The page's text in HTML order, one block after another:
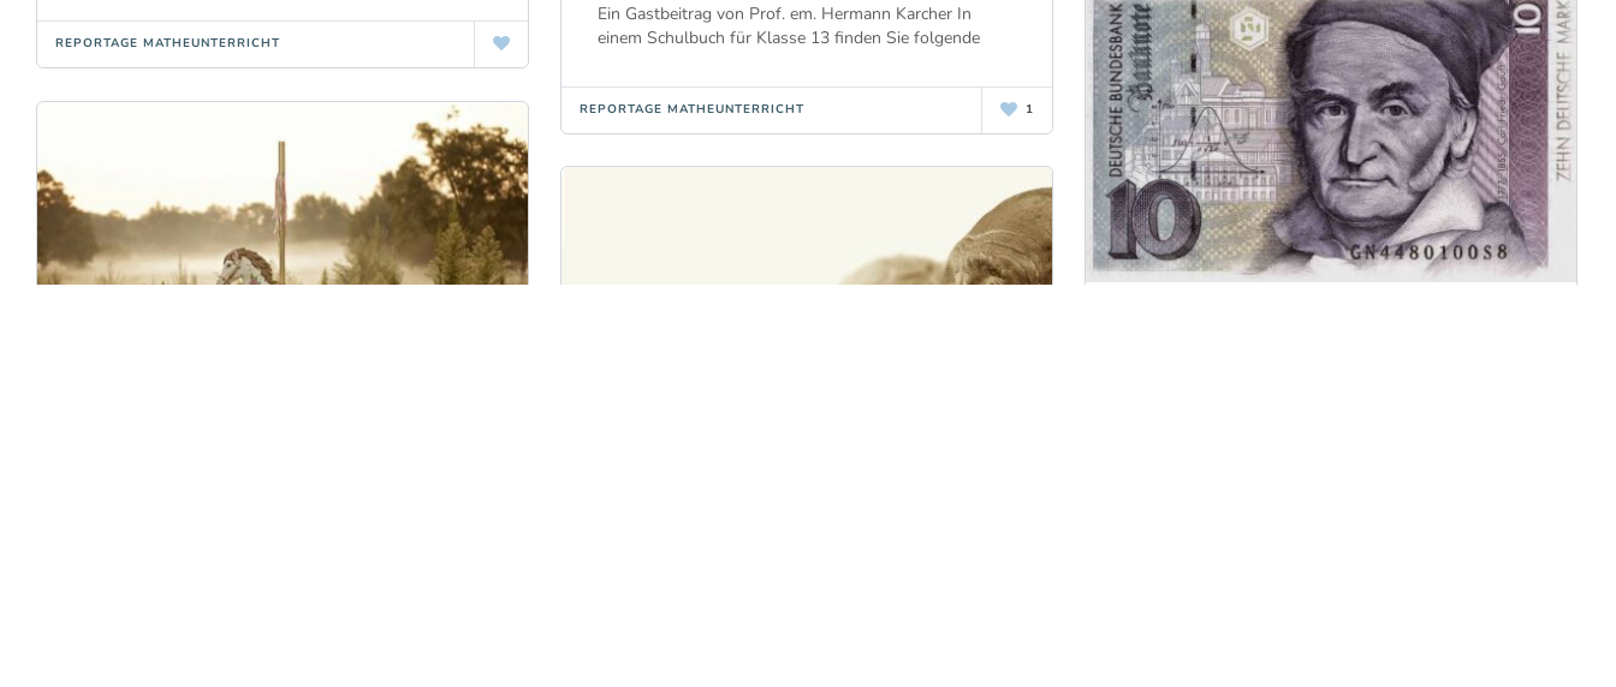
REPORTAGE MATHEUNTERRICHT
Ein Gastbeitrag von Prof. em. Hermann Karcher In
einem Schulbuch für Klasse 13 finden Sie folgende
REPORTAGE MATHEUNTERRICHT 1